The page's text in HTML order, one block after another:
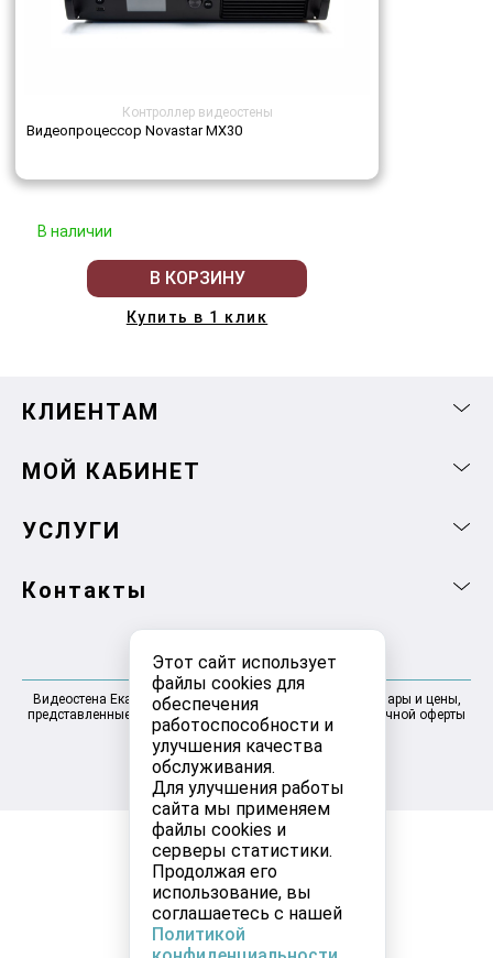
Этот сайт использует
файлы cookies для
обеспечения
работоспособности и
улучшения качества
обслуживания.
Для улучшения работы
сайта мы применяем
файлы cookies и
серверы статистики.
Продолжая его
использование, вы
соглашаетесь с нашей
Политикой
Контроллер видеостены
Видеопроцессор Novastar MX30
В наличии
В КОРЗИНУ
Купить в 1 клик
КЛИЕНТАМ
МОЙ КАБИНЕТ
УСЛУГИ
Контакты
Видеостена Екатеринбург 2025-2026 © Информация, товары и цены,
представленные на сайте, не являются договором публичной оферты